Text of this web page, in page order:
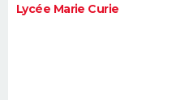
Lycée Marie Curie